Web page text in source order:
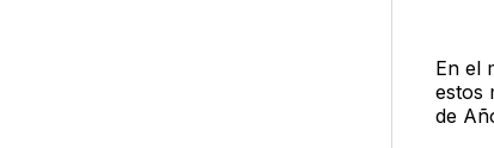
En el
estos
de